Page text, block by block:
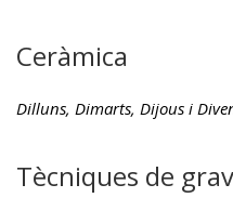
Ceràmica
Dilluns, Dimarts, Dijous i
Tècniques de